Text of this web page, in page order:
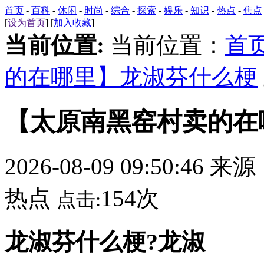
首页 - 百科 - 休闲 - 时尚 - 综合 - 探索 - 娱乐 - 知识 - 热点 - 焦点
[设为首页] [加入收藏]
当前位置: 当前位置： 首
的在哪里】龙淑芬什么梗
【太原南黑窑村卖的
2026-08-09 09:50:46 来源
热点 点击:154次
龙淑芬什么梗?龙淑